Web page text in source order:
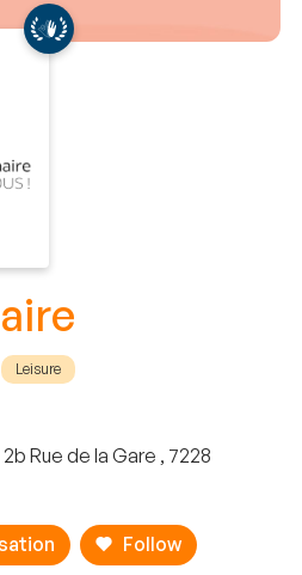
Leisure
2b Rue de la Gare , 7228
Follow